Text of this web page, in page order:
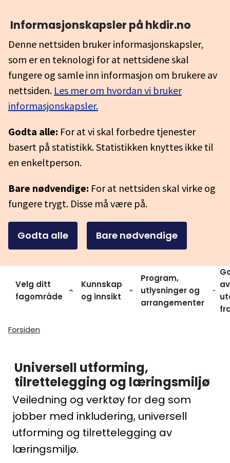
Informasjonskapsler på hkdir.no
Denne nettsiden bruker informasjonskapsler,
som er en teknologi for at nettsidene skal
fungere og samle inn informasjon om brukere av
nettsiden. Les mer om hvordan vi bruker
informasjonskapsler.
Godta alle: For at vi skal forbedre tjenester
basert på statistikk. Statistikken knyttes ikke til
en enkeltperson.
Bare nødvendige: For at nettsiden skal virke og
fungere trygt. Disse må være på.
Godta alle Bare nødvendige
Velg ditt
fagområde
Kunnskap
og innsikt
Program,
utlysninger og
arrangementer
av
Forsiden
Universell utforming,
tilrettelegging og læringsmiljø
Veiledning og verktøy for deg som
jobber med inkludering, universell
utforming og tilrettelegging av
læringsmiljø.